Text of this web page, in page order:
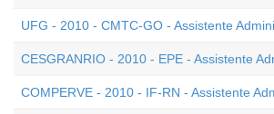
UFG - 2010 - CMTC-GO - Assistente
CESGRANRIO - 2010 - EPE - Assistente
COMPERVE - 2010 - IF-RN - Assistente